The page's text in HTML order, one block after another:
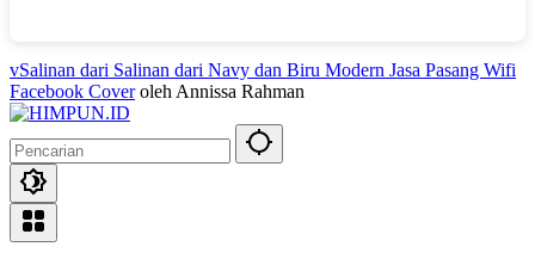
vSalinan dari Salinan dari Navy dan Biru Modern Jasa Pasang Wifi
Facebook Coveroleh Annissa Rahman